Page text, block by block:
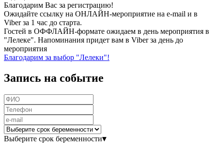
Благодарим Вас за регистрацию!
Ожидайте ссылку на ОНЛАЙН-мероприятие на e-mail и в
Viber за 1 час до старта.
Гостей в ОФФЛАЙН-формате ожидаем в день мероприятия в
"Лелеке". Напоминания придет вам в Viber за день до
мероприятия
Благодарим за выбор "Лелеки"!
Запись на событие
Выберите срок беременности▾